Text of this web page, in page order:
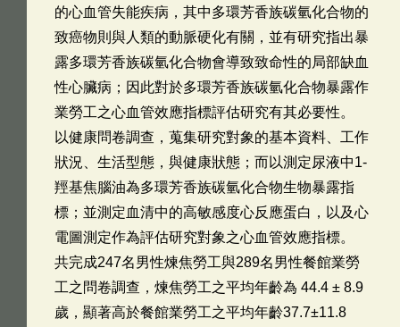
的心血管失能疾病，其中多環芳香族碳氫化合物的
致癌物則與人類的動脈硬化有關，並有研究指出暴
露多環芳香族碳氫化合物會導致致命性的局部缺血
性心臟病；因此對於多環芳香族碳氫化合物暴露作
業勞工之心血管效應指標評估研究有其必要性。
以健康問卷調查，蒐集研究對象的基本資料、工作
狀況、生活型態，與健康狀態；而以測定尿液中1-
羥基焦腦油為多環芳香族碳氫化合物生物暴露指
標；並測定血清中的高敏感度心反應蛋白，以及心
電圖測定作為評估研究對象之心血管效應指標。
共完成247名男性煉焦勞工與289名男性餐館業勞
工之問卷調查，煉焦勞工之平均年齡為 44.4 ± 8.9
歲，顯著高於餐館業勞工之平均年齡37.7±11.8